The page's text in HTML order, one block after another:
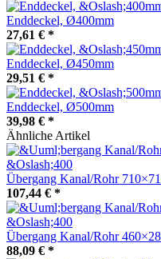
Enddeckel, Ø400mm
27,61 € *
Enddeckel, Ø450mm
29,51 € *
Enddeckel, Ø500mm
39,98 € *
Ähnliche Artikel
Übergang Kanal/Rohr
107,44 € *
Übergang Kanal/Rohr
88,09 € *